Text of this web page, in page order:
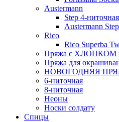
Austermann
Step 4-ниточная
Austermann
Rico
Rico Superba
Пряжа с ХЛОПКОМ в
Пряжа для
НОВОГОДНЯЯ
6-ниточная
8-ниточная
Неоны
Носки солдату
Спицы